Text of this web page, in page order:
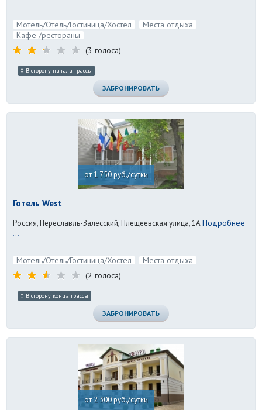
Мотель/Отель/Гостиница/Хостел
Места отдыха
Кафе /рестораны
(3 голоса)
В сторону начала трассы
ЗАБРОНИРОВАТЬ
от 1 750 руб./сутки
Готель West
Россия, Переславль-Залесский, Плещеевская улица, 1АПодробнее
...
Мотель/Отель/Гостиница/Хостел
Места отдыха
(2 голоса)
В сторону конца трассы
ЗАБРОНИРОВАТЬ
от 2 300 руб./сутки